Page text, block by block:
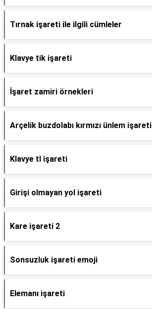
Tırnak işareti ile ilgili cümleler
Klavye tik işareti
İşaret zamiri örnekleri
Arçelik buzdolabı kırmızı ünlem işareti
Klavye tl işareti
Girişi olmayan yol işareti
Kare işareti 2
Sonsuzluk işareti emoji
Elemanı işareti